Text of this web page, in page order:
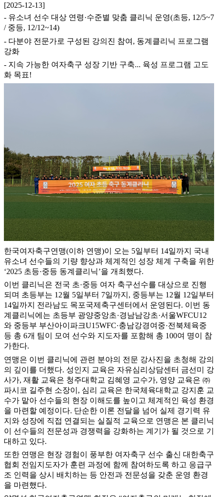
[2025-12-13]
- 유소녀 선수 대상 연령·수준별 맞춤 클리닉 운영(초등, 12/5~7
/ 중등, 12/12~14)
- 다분야 전문가로 구성된 강의진 참여, 동계클리닉 프로그램
강화
- 지속 가능한 여자축구 성장 기반 구축... 육성 프로그램 고도
화 목표!
한국여자축구연맹(이하 연맹)이 오는 5일부터 14일까지 국내
유소녀 선수들의 기량 향상과 체계적인 성장 체계 구축을 위한
‘2025 초등·중등 동계클리닉’을 개최했다.
이번 클리닉은 전국 초·중등 여자 축구선수를 대상으로 진행
되며 초등부는 12월 5일부터 7일까지, 중등부는 12월 12일부터
14일까지 전라남도 목포국제축구센터에서 운영된다. 이번 동
계클리닉에는 초등부 광양중앙초·경남남강초·서울WFCU12
와 중등부 부산아이파크U15WFC·충남강경여중·전북체육중
등 총 6개 팀이 모여 선수와 지도자를 포함해 총 100여 명이 참
가한다.
연맹은 이번 클리닉에 관련 분야의 전문 강사진을 초청해 강의
의 깊이를 더했다. 성인지 교육은 자유심리상담센터 금선미 강
사가, 재활 교육은 청주대학교 김혜영 교수가, 영양 교육은 ㈜
파시코 길주현 소장이, 심리 교육은 한국체육대학교 강지훈 교
수가 맡아 선수들의 현장 이해도를 높이고 체계적인 육성 환경
을 마련할 예정이다. 단순한 이론 전달을 넘어 실제 경기력 유
지와 성장에 직접 연결되는 실질적 교육으로 연맹은 본 클리닉
이 선수들의 전문성과 경쟁력을 강화하는 계기가 될 것으로 기
대하고 있다.
또한 연맹은 현장 경험이 풍부한 여자축구 선수 출신 대한축구
협회 전임지도자가 훈련 과정에 함께 참여하도록 하고 응급구
조 인력을 상시 배치하는 등 안전과 전문성을 갖춘 운영 환경
을 마련했다.